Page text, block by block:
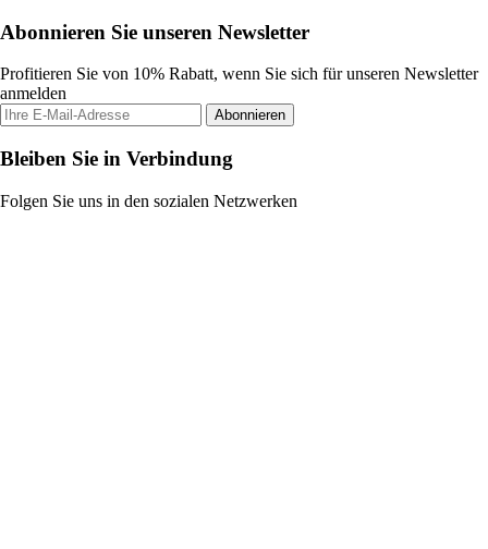
Abonnieren Sie unseren Newsletter
Profitieren Sie von 10% Rabatt, wenn Sie sich für unseren Newsletter
anmelden
Abonnieren
Bleiben Sie in Verbindung
Folgen Sie uns in den sozialen Netzwerken